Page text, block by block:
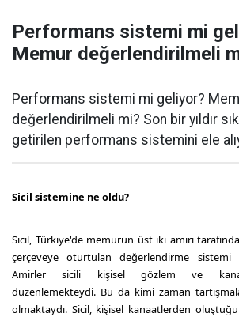
Performans sistemi mi
Memur değerlendirilmeli
Performans sistemi mi geliyor?
değerlendirilmeli mi? Son bir yıldır
getirilen performans sistemini ele
Sicil sistemine ne oldu?
Sicil, Türkiye'de memurun üst iki amiri
çerçeveye oturtulan değerlendirme sistemi
Amirler sicili kişisel gözlem ve
düzenlemekteydi. Bu da kimi zaman
olmaktaydı. Sicil, kişisel kanaatlerden